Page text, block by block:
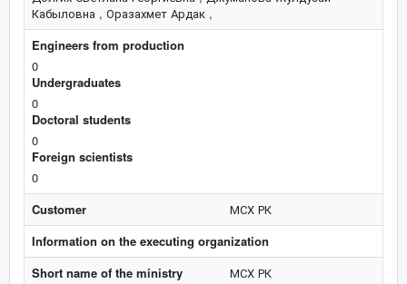
Кабыловна , Оразахмет Ардак ,
Engineers from production
0
Undergraduates
0
Doctoral students
0
Foreign scientists
0
Customer
МСХ РК
Information on the executing organization
Short name of the ministry
МСХ РК